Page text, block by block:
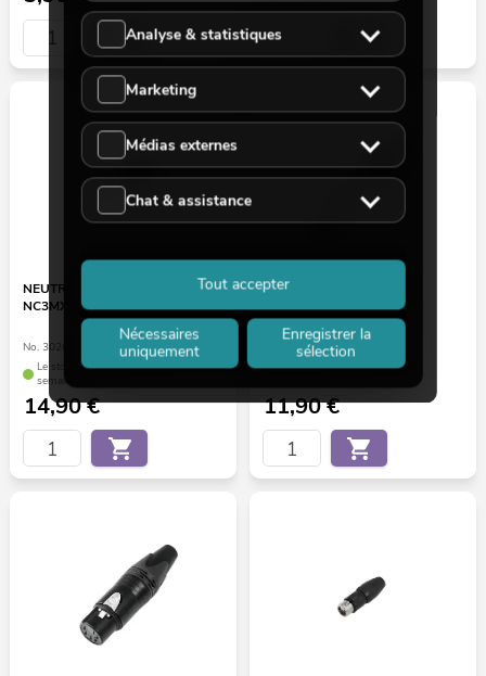
NEUTRIK XLR plug 3-pin
NC3MX1-TOP
No. 30200508
Le stock suffit pour env. 12
semaines.
14,90€
NEUTRIK Connecteur XLR
5 broches NC5FXX
No. 30200636
Le stock suffit pour env. 12
11,90€
Analyse & statistiques
Marketing
Médias externes
Chat & assistance
Nécessaires
uniquement
Enregistrer la
sélection
Tout accepter